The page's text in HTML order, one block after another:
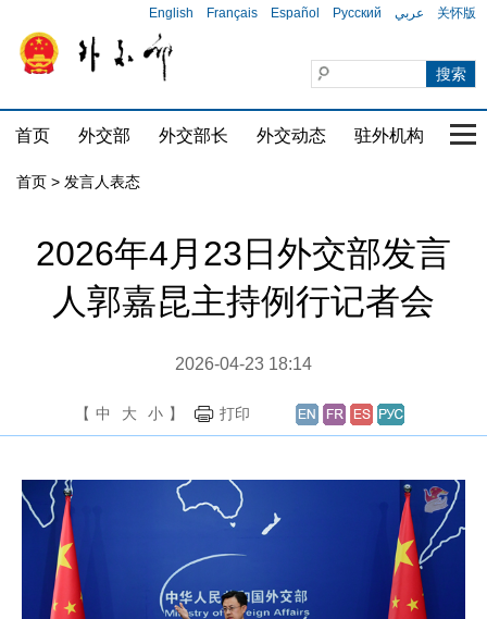
English Français Español Русский عربي 关怀版
首页 外交部 外交部长 外交动态 驻外机构 国
首页 > 发言人表态
2026年4月23日外交部发言
人郭嘉昆主持例行记者会
2026-04-23 18:14
【 中 大 小 】 打印